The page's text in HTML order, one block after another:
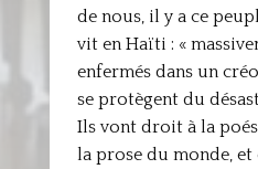
de nous, il y a ce
vit en Haïti : «
enfermés dans un
se protègent du
Ils vont droit à la
la prose du monde,